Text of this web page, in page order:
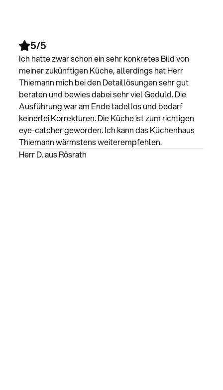
5/5
Ich hatte zwar schon ein sehr konkretes Bild von
meiner zukünftigen Küche, allerdings hat Herr
Thiemann mich bei den Detaillösungen sehr gut
beraten und bewies dabei sehr viel Geduld. Die
Ausführung war am Ende tadellos und bedarf
keinerlei Korrekturen. Die Küche ist zum richtigen
eye-catcher geworden. Ich kann das Küchenhaus
Thiemann wärmstens weiterempfehlen.
Herr D. aus Rösrath
5/5
5/5
5/5